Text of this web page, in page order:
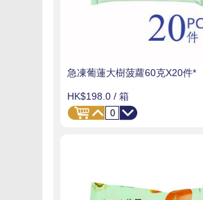
急凍葡蓮大樹菠蘿60克X20件*
HK$198.0 / 箱